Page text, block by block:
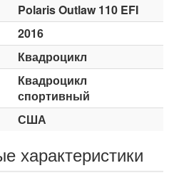
Polaris Outlaw 110 EFI
2016
Квадроцикл
Квадроцикл
спортивный
США
характеристики